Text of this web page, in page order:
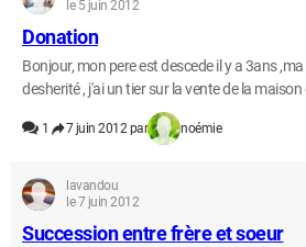
le 5 juin 2012
Donation
Bonjour, mon pere est descede il y a 3ans ,ma
desherité , j'ai un tier sur la vente de la
1 7 juin 2012 par noémie
lavandou
le 7 juin 2012
Succession entre frère et soeur